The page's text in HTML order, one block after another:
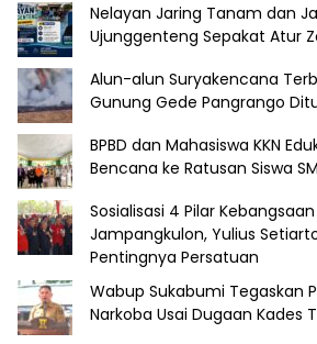
Nelayan Jaring Tanam dan
Ujunggenteng Sepakat Atur
Alun-alun Suryakencana
Gunung Gede Pangrango
BPBD dan Mahasiswa KKN
Bencana ke Ratusan Siswa
Sosialisasi 4 Pilar
Jampangkulon, Yulius
Pentingnya Persatuan
Wabup Sukabumi Tegaskan
Narkoba Usai Dugaan Kades